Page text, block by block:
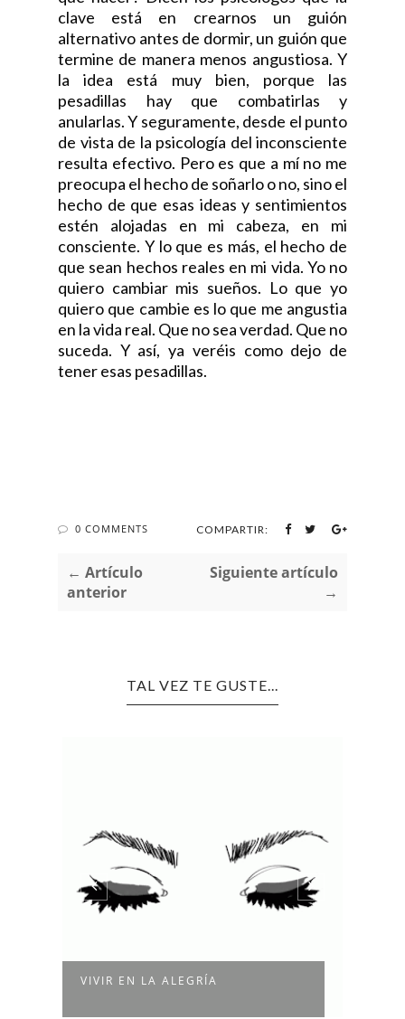
clave está en crearnos un guión
alternativo antes de dormir, un guión que
termine de manera menos angustiosa. Y
la idea está muy bien, porque las
pesadillas hay que combatirlas y
anularlas. Y seguramente, desde el punto
de vista de la psicología del inconsciente
resulta efectivo. Pero es que a mí no me
preocupa el hecho de soñarlo o no, sino el
hecho de que esas ideas y sentimientos
estén alojadas en mi cabeza, en mi
consciente. Y lo que es más, el hecho de
que sean hechos reales en mi vida. Yo no
quiero cambiar mis sueños. Lo que yo
quiero que cambie es lo que me angustia
en la vida real. Que no sea verdad. Que no
suceda. Y así, ya veréis como dejo de
tener esas pesadillas.
0 COMMENTS COMPARTIR:
← Artículo
anterior
Siguiente artículo
→
TAL VEZ TE GUSTE...
VIVIR EN LA ALEGRÍA